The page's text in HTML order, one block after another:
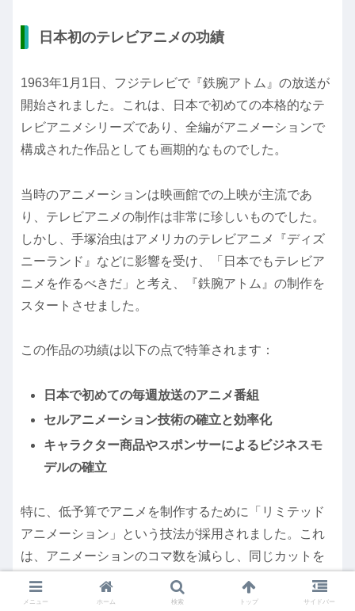
日本初のテレビアニメの功績
1963年1月1日、フジテレビで『鉄腕アトム』の放送が
開始されました。これは、日本で初めての本格的なテ
レビアニメシリーズであり、全編がアニメーションで
構成された作品としても画期的なものでした。
当時のアニメーションは映画館での上映が主流であ
り、テレビアニメの制作は非常に珍しいものでした。
しかし、手塚治虫はアメリカのテレビアニメ『ディズ
ニーランド』などに影響を受け、「日本でもテレビア
ニメを作るべきだ」と考え、『鉄腕アトム』の制作を
スタートさせました。
この作品の功績は以下の点で特筆されます：
日本で初めての毎週放送のアニメ番組
セルアニメーション技術の確立と効率化
キャラクター商品やスポンサーによるビジネスモ
デルの確立
特に、低予算でアニメを制作するために「リミテッド
アニメーション」という技法が採用されました。これ
は、アニメーションのコマ数を減らし、同じカットを
繰り返し使うことで、制作コストを削減する手法で
す。この技法はその後の日本のアニメ制作の基本とな
メニュー ホーム 検索 トップ サイドバー